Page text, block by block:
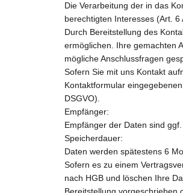
Die Verarbeitung der in das
berechtigten Interesses (Art. 6
Durch Bereitstellung des
ermöglichen. Ihre gemachten
mögliche Anschlussfragen
Sofern Sie mit uns Kontakt
Kontaktformular
DSGVO).
Empfänger:
Empfänger der Daten sind
Speicherdauer:
Daten werden spätestens 6
Sofern es zu einem
nach HGB und löschen Ihre